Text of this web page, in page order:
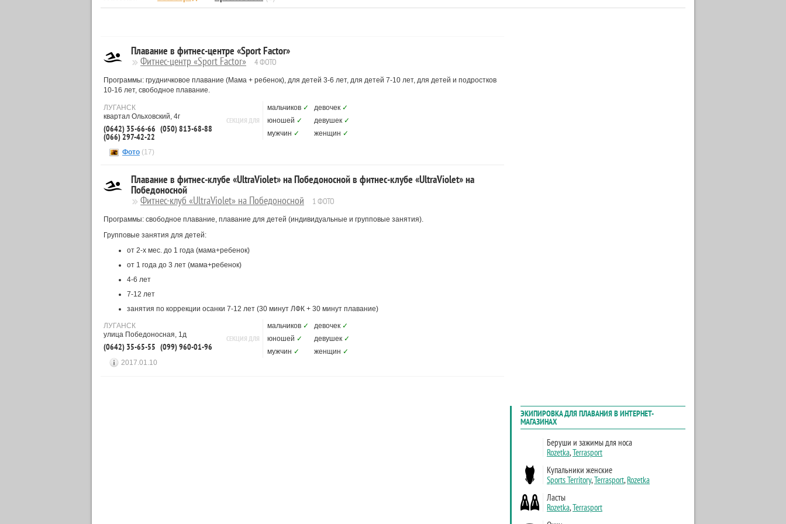
Плавание в фитнес-центре «Sport Factor»
Фитнес-центр «Sport Factor» 4 ФОТО
Программы: грудничковое плавание (Мама + ребенок), для детей 3-6 лет, для детей 7-10 лет, для детей и подростков
10-16 лет, свободное плавание.
ЛУГАНСК
квартал Ольховский, 4г
(0642) 35-66-66 (050) 813-68-88
(066) 297-42-22
СЕКЦИЯ ДЛЯ
мальчиков ✓ девочек ✓
юношей ✓ девушек ✓
мужчин ✓ женщин ✓
Фото (17)
Плавание в фитнес-клубе «UltraViolet» на Победоносной в фитнес-клубе «UltraViolet» на
Победоносной
Фитнес-клуб «UltraViolet» на Победоносной 1 ФОТО
Программы: свободное плавание, плавание для детей (индивидуальные и групповые занятия).
Групповые занятия для детей:
от 2-х мес. до 1 года (мама+ребенок)
от 1 года до 3 лет (мама+ребенок)
4-6 лет
7-12 лет
занятия по коррекции осанки 7-12 лет (30 минут ЛФК + 30 минут плавание)
ЛУГАНСК
улица Победоносная, 1д
(0642) 35-65-55 (099) 960-01-96
СЕКЦИЯ ДЛЯ
мальчиков ✓ девочек ✓
юношей ✓ девушек ✓
мужчин ✓ женщин ✓
2017.01.10